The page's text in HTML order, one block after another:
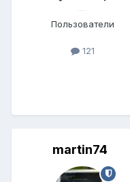
Пользователи
121
martin74